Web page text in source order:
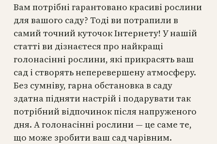
Вам потрібні гарантовано красиві рослини
для вашого саду? Тоді ви потрапили в
самий точний куточок Інтернету! У нашій
статті ви дізнаєтеся про найкращі
голонасінні рослини, які прикрасять ваш
сад і створять неперевершену атмосферу.
Без сумніву, гарна обстановка в саду
здатна підняти настрій і подарувати так
потрібний відпочинок після напруженого
дня. А голонасінні рослини — це саме те,
що може зробити ваш сад чарівним.